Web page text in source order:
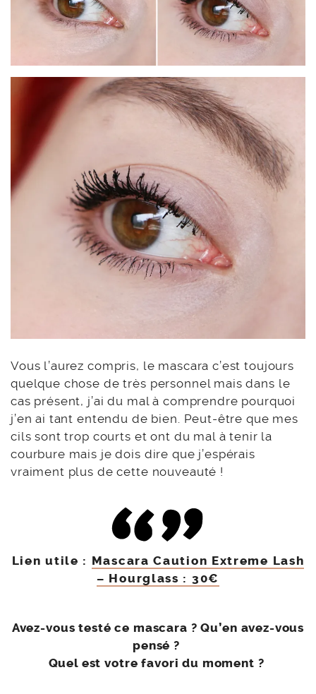
Vous l’aurez compris, le mascara c’est toujours
quelque chose de très personnel mais dans le
cas présent, j’ai du mal à comprendre pourquoi
j’en ai tant entendu de bien. Peut-être que mes
cils sont trop courts et ont du mal à tenir la
courbure mais je dois dire que j’espérais
vraiment plus de cette nouveauté !
Lien utile : Mascara Caution Extreme Lash
– Hourglass : 30€
Avez-vous testé ce mascara ? Qu’en avez-vous
pensé ?
Quel est votre favori du moment ?